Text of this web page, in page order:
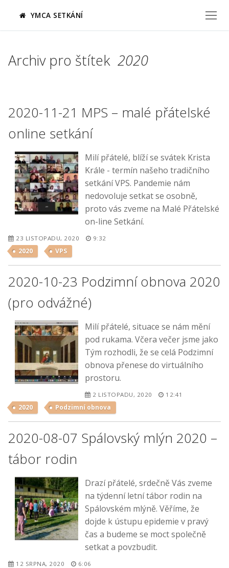
YMCA SETKÁNÍ
Archiv pro štítek 2020
2020-11-21 MPS – malé přátelské
online setkání
Milí přátelé, blíží se svátek Krista
Krále - termín našeho tradičního
setkání VPS. Pandemie nám
nedovoluje setkat se osobně,
proto vás zveme na Malé Přátelské
on-line Setkání.
23 LISTOPADU, 2020 9:32
2020 VPS
2020-10-23 Podzimní obnova 2020
(pro odvážné)
Milí přátelé, situace se nám mění
pod rukama. Včera večer jsme jako
Tým rozhodli, že se celá Podzimní
obnova přenese do virtuálního
prostoru.
2 LISTOPADU, 2020 12:41
2020 Podzimní obnova
2020-08-07 Spálovský mlýn 2020 –
tábor rodin
Drazí přátelé, srdečně Vás zveme
na týdenní letní tábor rodin na
Spálovském mlýně. Věříme, že
dojde k ústupu epidemie v pravý
čas a budeme se moct společně
setkat a povzbudit.
12 SRPNA, 2020 6:06